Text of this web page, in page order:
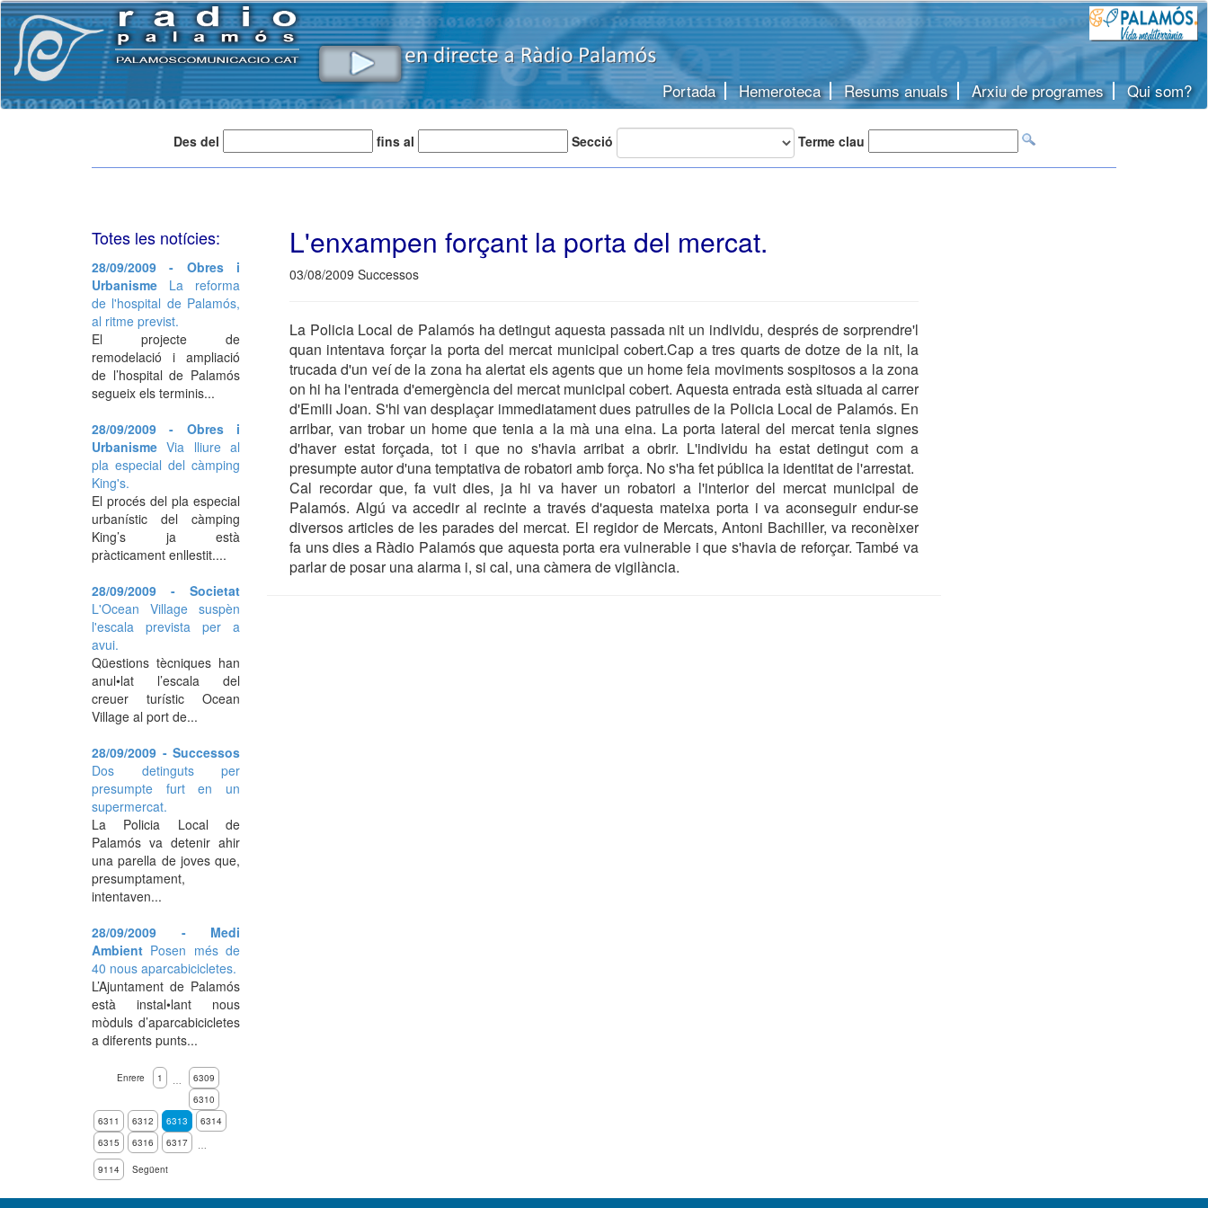
Portada Hemeroteca Resums anuals Arxiu de programes Qui som?
Des del fins al Secció Terme clau
L'enxampen forçant la porta del mercat.
03/08/2009 Successos
La Policia Local de Palamós ha detingut aquesta passada nit un individu, després de sorprendre'l
quan intentava forçar la porta del mercat municipal cobert.Cap a tres quarts de dotze de la nit, la
trucada d'un veí de la zona ha alertat els agents que un home feia moviments sospitosos a la zona
on hi ha l'entrada d'emergència del mercat municipal cobert. Aquesta entrada està situada al carrer
d'Emili Joan. S'hi van desplaçar immediatament dues patrulles de la Policia Local de Palamós. En
arribar, van trobar un home que tenia a la mà una eina. La porta lateral del mercat tenia signes
d'haver estat forçada, tot i que no s'havia arribat a obrir. L'individu ha estat detingut com a
presumpte autor d'una temptativa de robatori amb força. No s'ha fet pública la identitat de l'arrestat.
Cal recordar que, fa vuit dies, ja hi va haver un robatori a l'interior del mercat municipal de
Palamós. Algú va accedir al recinte a través d'aquesta mateixa porta i va aconseguir endur-se
diversos articles de les parades del mercat. El regidor de Mercats, Antoni Bachiller, va reconèixer
fa uns dies a Ràdio Palamós que aquesta porta era vulnerable i que s'havia de reforçar. També va
parlar de posar una alarma i, si cal, una càmera de vigilància.
Totes les notícies:
28/09/2009 - Obres i
Urbanisme La reforma
de l'hospital de Palamós,
al ritme previst.
El projecte de
remodelació i ampliació
de l’hospital de Palamós
segueix els terminis...
28/09/2009 - Obres i
UrbanismeVia lliure al
pla especial del càmping
King's.
El procés del pla especial
urbanístic del càmping
King’s ja està
pràcticament enllestit....
28/09/2009 - Societat
L'Ocean Village suspèn
l'escala prevista per a
avui.
Qüestions tècniques han
anul•lat l’escala del
creuer turístic Ocean
Village al port de...
28/09/2009 - Successos
Dos detinguts per
presumpte furt en un
supermercat.
La Policia Local de
Palamós va detenir ahir
una parella de joves que,
presumptament,
intentaven...
28/09/2009 - Medi
Ambient Posen més de
40 nous aparcabicicletes.
L’Ajuntament de Palamós
està instal•lant nous
mòduls d’aparcabicicletes
a diferents punts...
Enrere 1 …
6309
6310
6311
6312 6313
6314
6315
6316 6317
…
9114
Següent